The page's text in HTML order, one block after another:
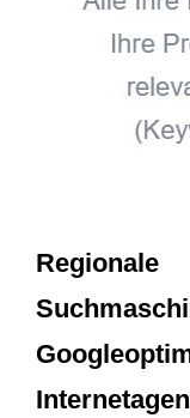
Regionale